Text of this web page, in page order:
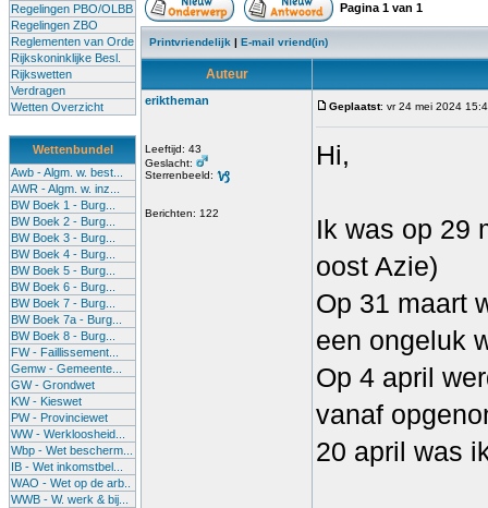
Regelingen PBO/OLBB
Regelingen ZBO
Reglementen van Orde
Rijkskoninklijke Besl.
Rijkswetten
Verdragen
Wetten Overzicht
Wettenbundel
Awb - Algm. w. best...
AWR - Algm. w. inz...
BW Boek 1 - Burg...
BW Boek 2 - Burg...
BW Boek 3 - Burg...
BW Boek 4 - Burg...
BW Boek 5 - Burg...
BW Boek 6 - Burg...
BW Boek 7 - Burg...
BW Boek 7a - Burg...
BW Boek 8 - Burg...
FW - Faillissement...
Gemw - Gemeente...
GW - Grondwet
KW - Kieswet
PW - Provinciewet
WW - Werkloosheid...
Wbp - Wet bescherm...
IB - Wet inkomstbel...
WAO - Wet op de arb..
WWB - W. werk & bij...
Pagina 1 van 1
Printvriendelijk | E-mail vriend(in)
Auteur
eriktheman
Leeftijd: 43
Geslacht:
Sterrenbeeld:
Berichten: 122
Geplaatst: vr 24 mei 2024
Hi,
Ik was op 29
oost Azie)
Op 31 maart
een ongeluk
Op 4 april
vanaf
20 april was